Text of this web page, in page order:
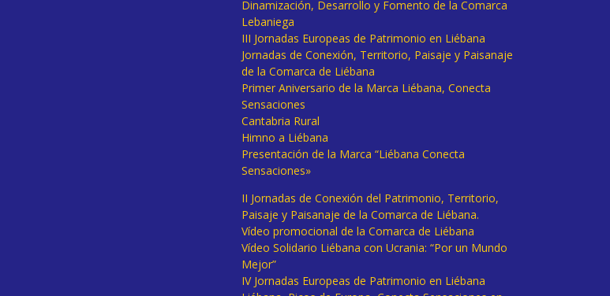
Dinamización, Desarrollo y Fomento de la Comarca
Lebaniega
III Jornadas Europeas de Patrimonio en Liébana
Jornadas de Conexión, Territorio, Paisaje y Paisanaje
de la Comarca de Liébana
Primer Aniversario de la Marca Liébana, Conecta
Sensaciones
Cantabria Rural
Himno a Liébana
Presentación de la Marca “Liébana Conecta
Sensaciones»
II Jornadas de Conexión del Patrimonio, Territorio,
Paisaje y Paisanaje de la Comarca de Liébana.
Vídeo promocional de la Comarca de Liébana
Vídeo Solidario Liébana con Ucrania: “Por un Mundo
Mejor”
IV Jornadas Europeas de Patrimonio en Liébana